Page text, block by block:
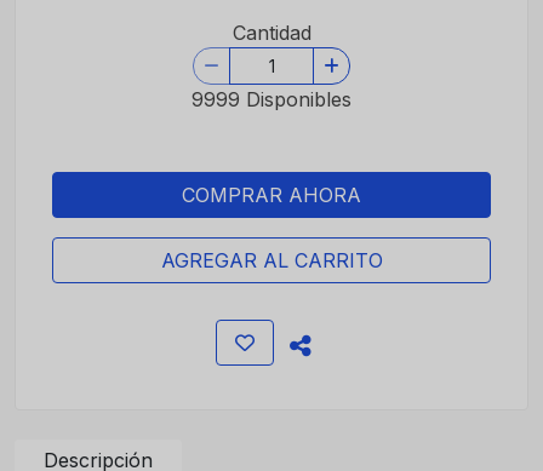
Cantidad
9999 Disponibles
COMPRAR AHORA
AGREGAR AL CARRITO
Descripción